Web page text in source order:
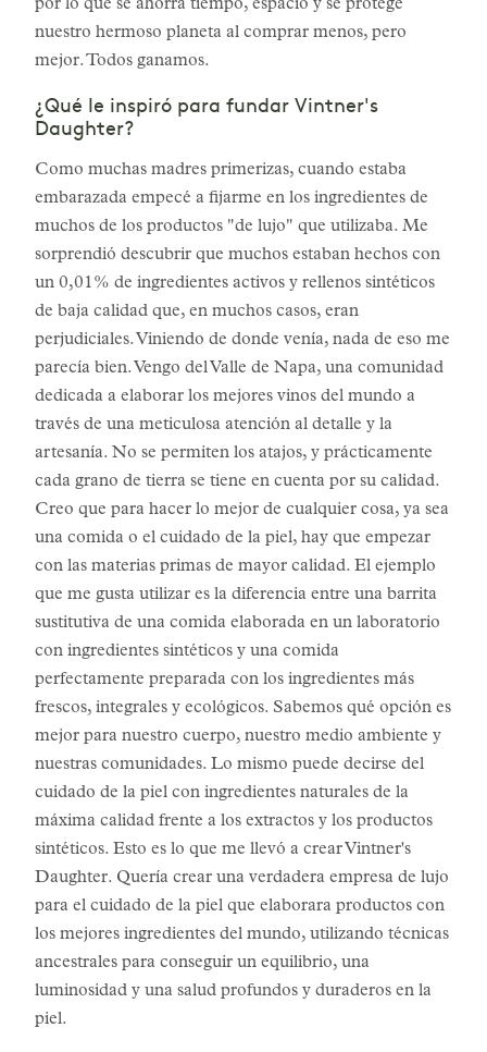
por lo que se ahorra tiempo, espacio y se protege
nuestro hermoso planeta al comprar menos, pero
mejor. Todos ganamos.
¿Qué le inspiró para fundar Vintner's
Daughter?
Como muchas madres primerizas, cuando estaba
embarazada empecé a fijarme en los ingredientes de
muchos de los productos "de lujo" que utilizaba. Me
sorprendió descubrir que muchos estaban hechos con
un 0,01% de ingredientes activos y rellenos sintéticos
de baja calidad que, en muchos casos, eran
perjudiciales. Viniendo de donde venía, nada de eso me
parecía bien. Vengo del Valle de Napa, una comunidad
dedicada a elaborar los mejores vinos del mundo a
través de una meticulosa atención al detalle y la
artesanía. No se permiten los atajos, y prácticamente
cada grano de tierra se tiene en cuenta por su calidad.
Creo que para hacer lo mejor de cualquier cosa, ya sea
una comida o el cuidado de la piel, hay que empezar
con las materias primas de mayor calidad. El ejemplo
que me gusta utilizar es la diferencia entre una barrita
sustitutiva de una comida elaborada en un laboratorio
con ingredientes sintéticos y una comida
perfectamente preparada con los ingredientes más
frescos, integrales y ecológicos. Sabemos qué opción es
mejor para nuestro cuerpo, nuestro medio ambiente y
nuestras comunidades. Lo mismo puede decirse del
cuidado de la piel con ingredientes naturales de la
máxima calidad frente a los extractos y los productos
sintéticos. Esto es lo que me llevó a crear Vintner's
Daughter. Quería crear una verdadera empresa de lujo
para el cuidado de la piel que elaborara productos con
los mejores ingredientes del mundo, utilizando técnicas
ancestrales para conseguir un equilibrio, una
luminosidad y una salud profundos y duraderos en la
piel.